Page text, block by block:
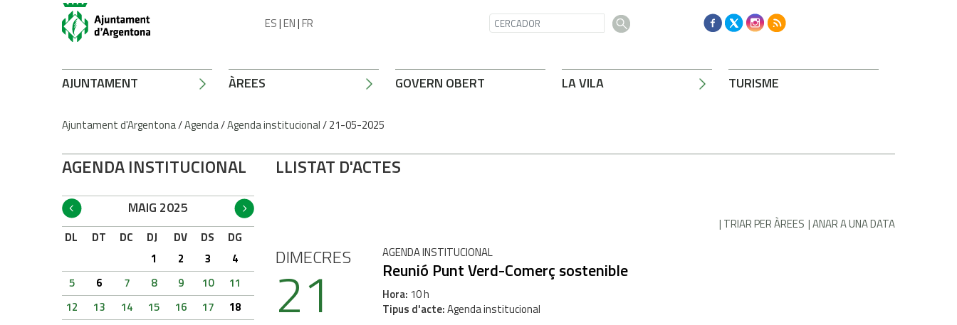
ES|EN|FR
AJUNTAMENT ÀREES GOVERN OBERT LA VILA TURISME
Ajuntament d'Argentona/Agenda/Agenda institucional/21-05-2025
AGENDA INSTITUCIONAL
MAIG 2025
DL DT DC DJ DV DS
DG
1
2 3
4
5
6 7 8 9 10
11
12
13 14 15 16 17
18
LLISTAT D'ACTES
TRIAR PER ÀREES ANAR A UNA DATA
DIMECRES
21
AGENDA INSTITUCIONAL
Reunió Punt Verd-Comerç sostenible
Hora 10 h
Tipus d'acte Agenda institucional